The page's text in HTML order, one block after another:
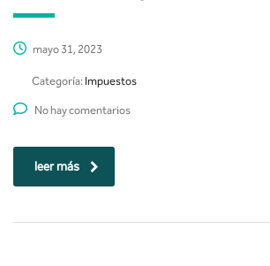
mayo 31, 2023
Categoría: Impuestos
No hay comentarios
leer más